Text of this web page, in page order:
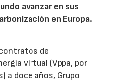
avanzar en sus
en Europa.
de
virtual (Vppa, por
a doce años, Grupo